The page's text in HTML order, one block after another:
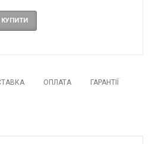
КУПИТИ
ОПЛАТА ГАРАНТІЇ